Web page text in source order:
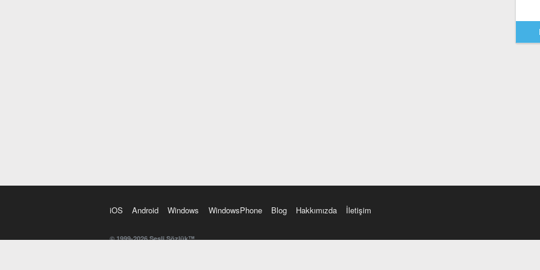
iOS Android Windows WindowsPhone Blog Hakkımızda İletişim
© 1999-2026 Sesli Sözlük™